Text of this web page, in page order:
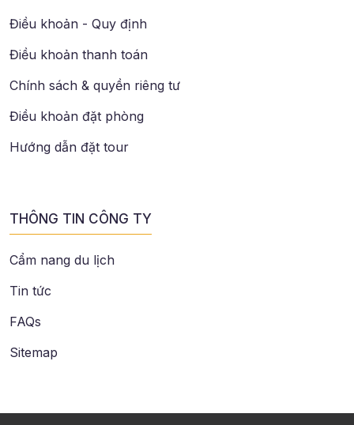
Điều khoản - Quy định
Điều khoản thanh toán
Chính sách & quyền riêng tư
Điều khoản đặt phòng
Hướng dẫn đặt tour
THÔNG TIN CÔNG TY
Cẩm nang du lịch
Tin tức
FAQs
Sitemap